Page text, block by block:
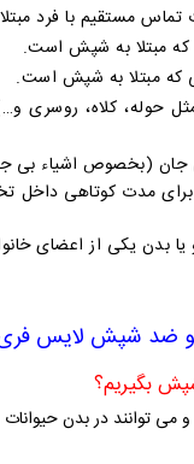
مستقیم با فرد
مبتلا به شپش است.
که مبتلا به شپش است.
(مثل حوله، کلاه،
جان (بخصوص اشیاء بی
مدت کوتاهی داخل
یکی از اعضای
ضد شپش لایس فری
توانند در بدن حیوانات